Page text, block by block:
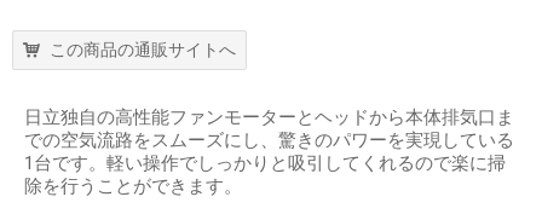
この商品の通販サイトへ
日立独自の高性能ファンモーターとヘッドから本体排気口ま
での空気流路をスムーズにし、驚きのパワーを実現している
1台です。軽い操作でしっかりと吸引してくれるので楽に掃
除を行うことができます。